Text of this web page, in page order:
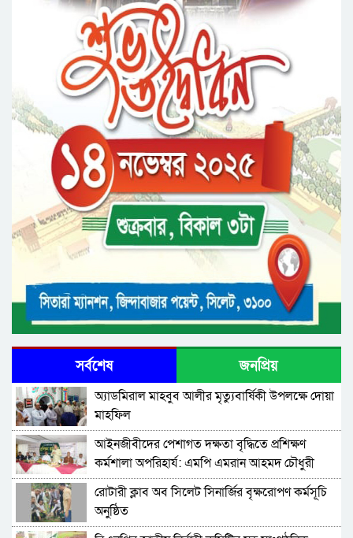
রসময় মেমোরিয়াল উচ্চ বিদ্যালয়ের নতুন ভবনের
উদ্বোধন করলেন মন্ত্রী মুক্তাদির
মেট্রোপলিটন ইউনিভার্সিটিতে “পারস্য কবিতা ও বাংলা
কবিতা: যোগাযোগ ও সম্ভাবনা” শীর্ষক সেমিনার
সর্বশেষ জনপ্রিয়
অ্যাডমিরাল মাহবুব আলীর মৃত্যুবার্ষিকী উপলক্ষে দোয়া
মাহফিল
‎আইনজীবীদের পেশাগত দক্ষতা বৃদ্ধিতে প্রশিক্ষণ
কর্মশালা অপরিহার্য: এমপি এমরান আহমদ চৌধুরী
রোটারী ক্লাব অব সিলেট সিনার্জির বৃক্ষরোপণ কর্মসূচি
অনুষ্ঠিত